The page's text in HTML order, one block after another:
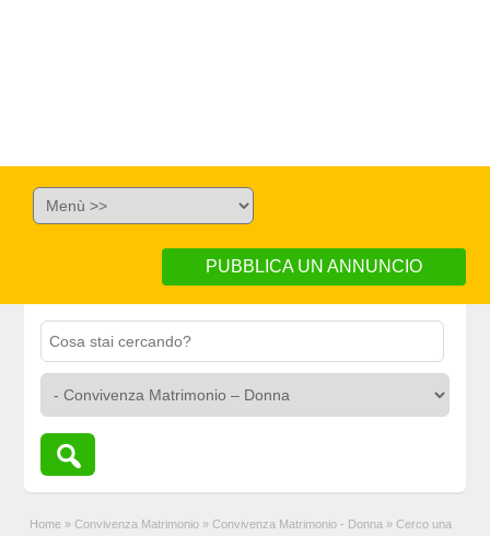
PUBBLICA UN ANNUNCIO
Home » Convivenza Matrimonio » Convivenza Matrimonio - Donna » Cerco una